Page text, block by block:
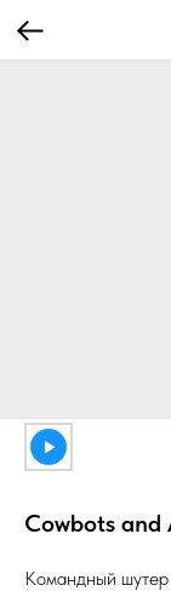
Cowbots and
Командный шутер